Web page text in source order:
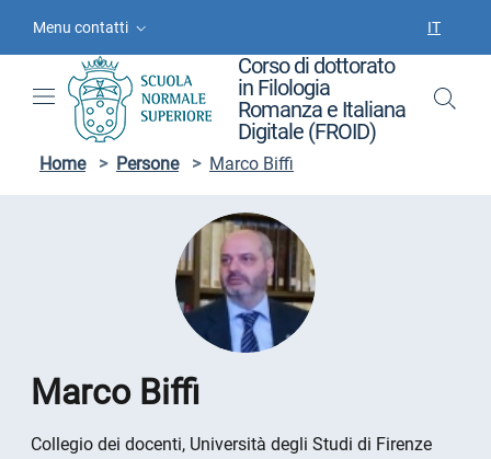
Menu contatti IT
Corso di dottorato
in Filologia
Romanza e Italiana
Digitale (FROID)
Home > Persone > Marco Biffi
Marco Biffi
Collegio dei docenti, Università degli Studi di Firenze